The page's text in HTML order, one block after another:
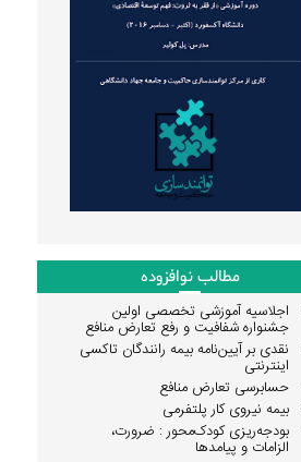
مطالب نوافزوده
اجلاسیه آموزشی تخصصی اولین
جشنواره شفافیت و رفع تعارض منافع
نقدی بر آیین‌نامه بیمه رانندگان تاکسی
اینترنتی
حسابرسی تعارض منافع
بیمه نیروی کار پلتفرمی
بودجه‌ریزی کودک‌محور : ضرورت،
الزامات و پیامدها